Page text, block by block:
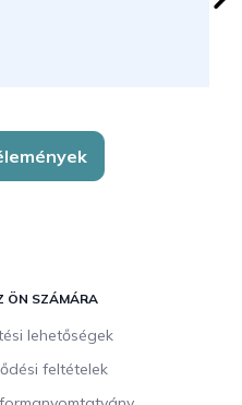
ÖN SZÁMÁRA
lehetőségek
feltételek